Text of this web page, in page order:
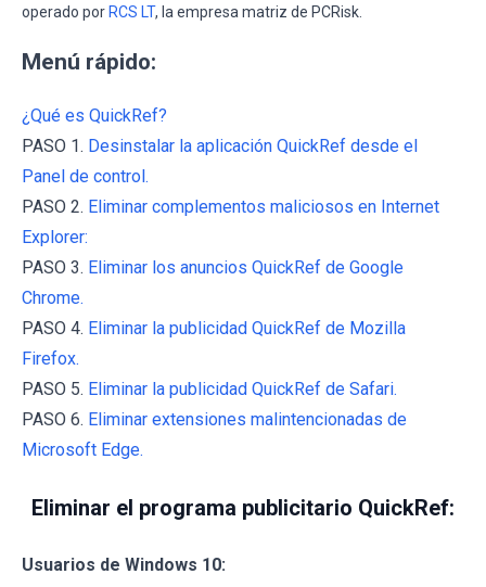
operado porRCS LT, la empresa matriz de PCRisk.
Menú rápido:
¿Qué es QuickRef?
PASO 1. Desinstalar la aplicación QuickRef desde el
Panel de control.
PASO 2. Eliminar complementos maliciosos en Internet
Explorer:
PASO 3. Eliminar los anuncios QuickRef de Google
Chrome.
PASO 4. Eliminar la publicidad QuickRef de Mozilla
Firefox.
PASO 5. Eliminar la publicidad QuickRef de Safari.
PASO 6. Eliminar extensiones malintencionadas de
Microsoft Edge.
Eliminar el programa publicitario QuickRef:
Usuarios de Windows 10: